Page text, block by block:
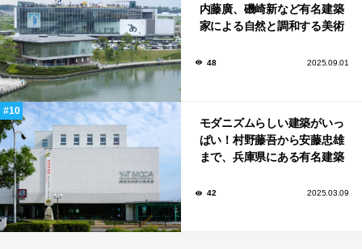
内藤廣、磯崎新など有名建築
家による自然と調和する美術
48 2025.09.01
モダニズムらしい建築がいっ
ぱい！村野藤吾から安藤忠雄
まで、兵庫県にある有名建築
42 2025.03.09